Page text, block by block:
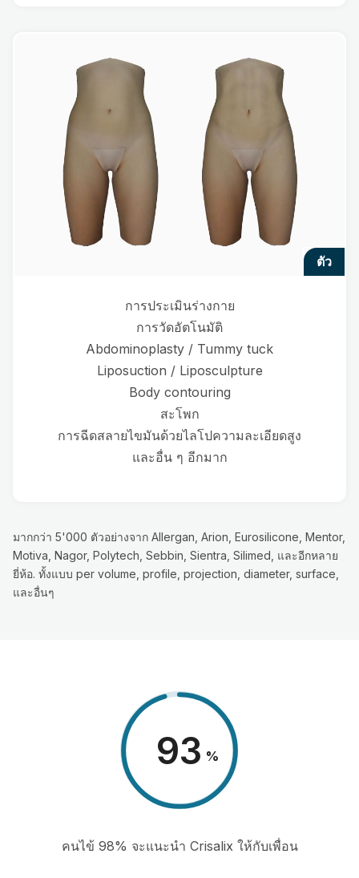
ตัว
การประเมินร่างกาย
การวัดอัตโนมัติ
Abdominoplasty / Tummy tuck
Liposuction / Liposculpture
Body contouring
สะโพก
การฉีดสลายไขมันด้วยไลโปความละเอียดสูง
และอื่น ๆ อีกมาก
มากกว่า 5'000 ตัวอย่างจาก Allergan, Arion, Eurosilicone, Mentor,
Motiva, Nagor, Polytech, Sebbin, Sientra, Silimed, และอีกหลาย
ยี่ห้อ. ทั้งแบบ per volume, profile, projection, diameter, surface,
และอื่นๆ
98 %
คนไข้ 98% จะแนะนำ Crisalix ให้กับเพื่อน